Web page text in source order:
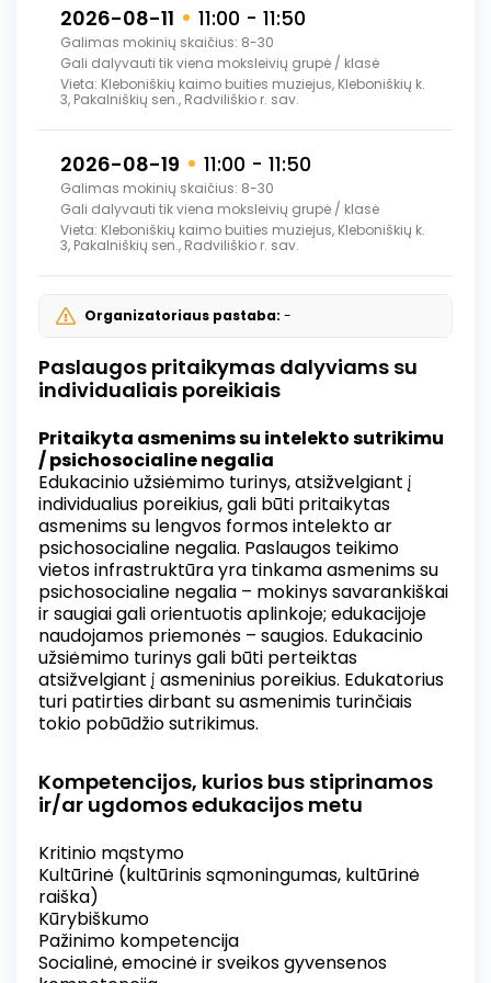
2026-08-11 11:00 - 11:50
Galimas mokinių skaičius: 8-30
Gali dalyvauti tik viena moksleivių grupė / klasė
Vieta: Kleboniškių kaimo buities muziejus, Kleboniškių k.
3, Pakalniškių sen., Radviliškio r. sav.
2026-08-19 11:00 - 11:50
Galimas mokinių skaičius: 8-30
Gali dalyvauti tik viena moksleivių grupė / klasė
Vieta: Kleboniškių kaimo buities muziejus, Kleboniškių k.
3, Pakalniškių sen., Radviliškio r. sav.
Organizatoriaus pastaba: -
Paslaugos pritaikymas dalyviams su
individualiais poreikiais
Pritaikyta asmenims su intelekto sutrikimu
/ psichosocialine negalia
Edukacinio užsiėmimo turinys, atsižvelgiant į
individualius poreikius, gali būti pritaikytas
asmenims su lengvos formos intelekto ar
psichosocialine negalia. Paslaugos teikimo
vietos infrastruktūra yra tinkama asmenims su
psichosocialine negalia – mokinys savarankiškai
ir saugiai gali orientuotis aplinkoje; edukacijoje
naudojamos priemonės – saugios. Edukacinio
užsiėmimo turinys gali būti perteiktas
atsižvelgiant į asmeninius poreikius. Edukatorius
turi patirties dirbant su asmenimis turinčiais
tokio pobūdžio sutrikimus.
Kompetencijos, kurios bus stiprinamos
ir/ar ugdomos edukacijos metu
Kritinio mąstymo
Kultūrinė (kultūrinis sąmoningumas, kultūrinė
raiška)
Kūrybiškumo
Pažinimo kompetencija
Socialinė, emocinė ir sveikos gyvensenos